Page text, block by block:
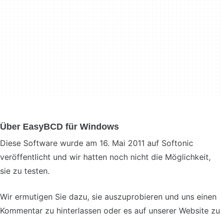
Über EasyBCD für Windows
Diese Software wurde am 16. Mai 2011 auf Softonic
veröffentlicht und wir hatten noch nicht die Möglichkeit,
sie zu testen.
Wir ermutigen Sie dazu, sie auszuprobieren und uns einen
Kommentar zu hinterlassen oder es auf unserer Website zu